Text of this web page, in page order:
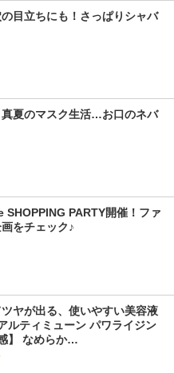
目立ちにも！さっぱりシャバ
真夏のマスク生活…お口のネバ
SHOPPING PARTY開催！ファ
をチェック♪
ヤが出る、使いやすい美容液
ルティミューン パワライジン
】 なめらか…